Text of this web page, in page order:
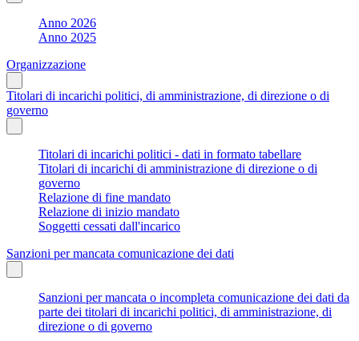
Anno 2026
Anno 2025
Organizzazione
Titolari di incarichi politici, di amministrazione, di direzione o di
governo
Titolari di incarichi politici - dati in formato tabellare
Titolari di incarichi di amministrazione di direzione o di
governo
Relazione di fine mandato
Relazione di inizio mandato
Soggetti cessati dall'incarico
Sanzioni per mancata comunicazione dei dati
Sanzioni per mancata o incompleta comunicazione dei dati da
parte dei titolari di incarichi politici, di amministrazione, di
direzione o di governo